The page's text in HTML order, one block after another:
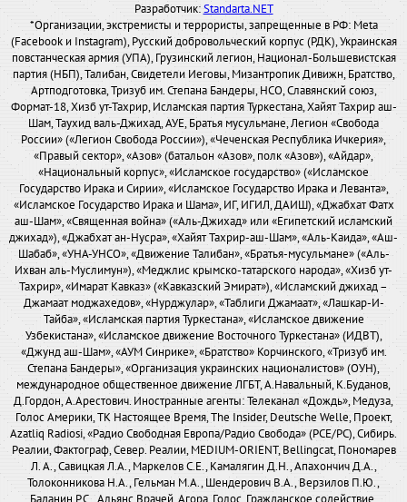
Разработчик:Standarta.NET
*Организации, экстремисты и террористы, запрещенные в РФ: Meta
(Facebook и Instagram), Русский добровольческий корпус (РДК), Украинская
повстанческая армия (УПА), Грузинский легион, Национал-Большевистская
партия (НБП), Талибан, Свидетели Иеговы, Мизантропик Дивижн, Братство,
Артподготовка, Тризуб им. Степана Бандеры, НСО, Славянский союз,
Формат-18, Хизб ут-Тахрир, Исламская партия Туркестана, Хайят Тахрир аш-
Шам, Таухид валь-Джихад, АУЕ, Братья мусульмане, Легион «Свобода
России» («Легион Свобода России»), «Чеченская Республика Ичкерия»,
«Правый сектор», «Азов» (батальон «Азов», полк «Азов»), «Айдар»,
«Национальный корпус», «Исламское государство» («Исламское
Государство Ирака и Сирии», «Исламское Государство Ирака и Леванта»,
«Исламское Государство Ирака и Шама», ИГ, ИГИЛ, ДАИШ), «Джабхат Фатх
аш-Шам», «Священная война» («Аль-Джихад» или «Египетский исламский
джихад»), «Джабхат ан-Нусра», «Хайят Тахрир-аш-Шам», «Аль-Каида», «Аш-
Шабаб», «УНА-УНСО», «Движение Талибан», «Братья-мусульмане» («Аль-
Ихван аль-Муслимун»), «Меджлис крымско-татарского народа», «Хизб ут-
Тахрир», «Имарат Кавказ» («Кавказский Эмират»), «Исламский джихад –
Джамаат моджахедов», «Нурджулар», «Таблиги Джамаат», «Лашкар-И-
Тайба», «Исламская партия Туркестана», «Исламское движение
Узбекистана», «Исламское движение Восточного Туркестана» (ИДВТ),
«Джунд аш-Шам», «АУМ Синрике», «Братство» Корчинского, «Тризуб им.
Степана Бандеры», «Организация украинских националистов» (ОУН),
международное общественное движение ЛГБТ, А.Навальный, К.Буданов,
Д.Гордон, А.Арестович. Иностранные агенты: Телеканал «Дождь», Медуза,
Голос Америки, ТК Настоящее Время, The Insider, Deutsche Welle, Проект,
Azatliq Radiosi, «Радио Свободная Европа/Радио Свобода» (PCE/PC), Сибирь.
Реалии, Фактограф, Север. Реалии, MEDIUM-ORIENT, Bellingcat, Пономарев
Л. А., Савицкая Л.А., Маркелов С.Е., Камалягин Д.Н., Апахончич Д.А.,
Толоконникова Н.А., Гельман М.А., Шендерович В.А., Верзилов П.Ю.,